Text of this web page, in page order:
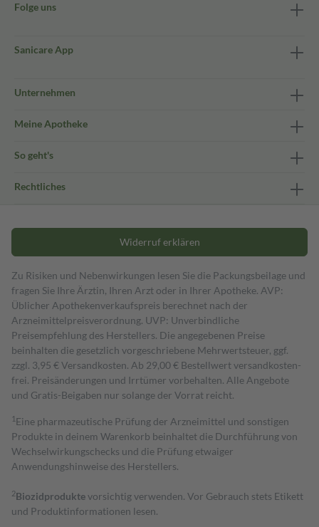
Folge uns
Sanicare App
Unternehmen
Meine Apotheke
So geht's
Rechtliches
Widerruf erklären
Zu Risiken und Nebenwirkungen lesen Sie die Packungsbeilage und
fragen Sie Ihre Ärztin, Ihren Arzt oder in Ihrer Apotheke. AVP:
Üblicher Apothekenverkaufspreis berechnet nach der
Arzneimittelpreisverordnung. UVP: Unverbindliche
Preisempfehlung des Herstellers. Die angegebenen Preise
beinhalten die gesetzlich vorgeschriebene Mehrwertsteuer, ggf.
zzgl. 3,95 € Versandkosten. Ab 29,00 € Bestell­wert versand­kosten­
frei. Preisänderungen und Irrtümer vorbehalten. Alle Angebote
und Gratis-Beigaben nur solange der Vorrat reicht.
1 Eine pharmazeutische Prüfung der Arzneimittel und sonstigen
Produkte in deinem Warenkorb beinhaltet die Durchführung von
Wechselwirkungschecks und die Prüfung etwaiger
Anwendungshinweise des Herstellers.
2Biozidproduktevorsichtig verwenden. Vor Gebrauch stets Etikett
und Produktinformationen lesen.